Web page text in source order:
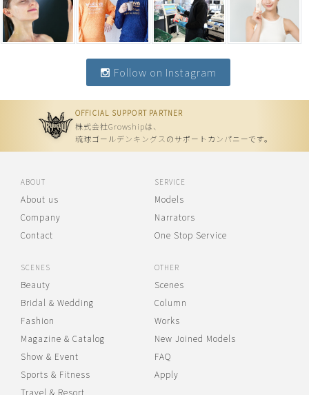
Follow on Instagram
OFFICIAL SUPPORT PARTNER
株式会社Growshipは、
琉球ゴールデンキングスのサポートカンパニーです。
ABOUT
About us
Company
Contact
SERVICE
Models
Narrators
One Stop Service
SCENES
Beauty
Bridal & Wedding
Fashion
Magazine & Catalog
Show & Event
Sports & Fitness
Travel & Resort
OTHER
Scenes
Column
Works
New Joined Models
FAQ
Apply